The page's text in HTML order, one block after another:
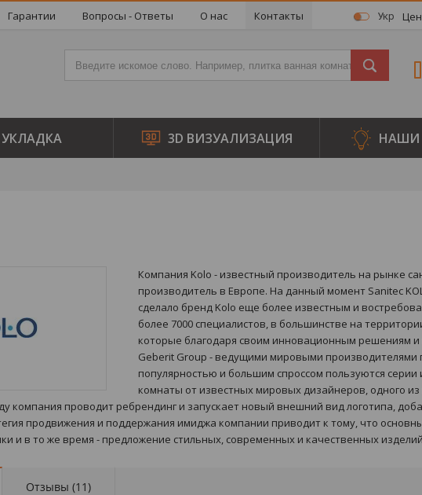
Гарантии Вопросы - Ответы О нас Контакты Укр
УКЛАДКА 3D ВИЗУАЛИЗАЦИЯ НАШИ
Компания Kolo - известный производитель на рынке
производитель в Европе. На данный момент Sanitec
сделало бренд Kolo еще более известным и
более 7000 специалистов, в большинстве на
которые благодаря своим инновационным решениям
Geberit Group - ведущими мировыми производителями
популярностью и большим спроссом пользуются
комнаты от известных мировых дизайнеров, одного
компания проводит ребрендинг и запускает новый внешний вид логотипа,
продвижения и поддержания имиджа компании приводит к тому, что
и в то же время - предложение стильных, современных и качественных
Отзывы (11)